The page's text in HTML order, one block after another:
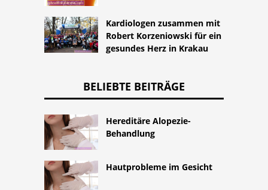
Kardiologen zusammen mit
Robert Korzeniowski für ein
gesundes Herz in Krakau
BELIEBTE BEITRÄGE
Hereditäre Alopezie-
Behandlung
Hautprobleme im Gesicht